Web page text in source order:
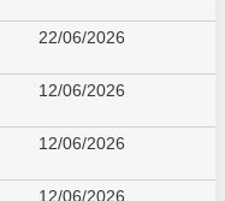
22/06/2026
12/06/2026
12/06/2026
12/06/2026